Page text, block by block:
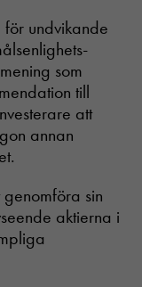
undvikande
som
till
att
annan
sin
aktierna i